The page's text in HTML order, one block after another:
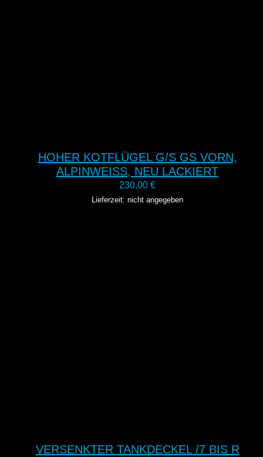
HOHER KOTFLÜGEL G/S GS VORN,
ALPINWEISS, NEU LACKIERT
230,00 €
Lieferzeit: nicht angegeben
VERSENKTER TANKDECKEL /7 BIS R